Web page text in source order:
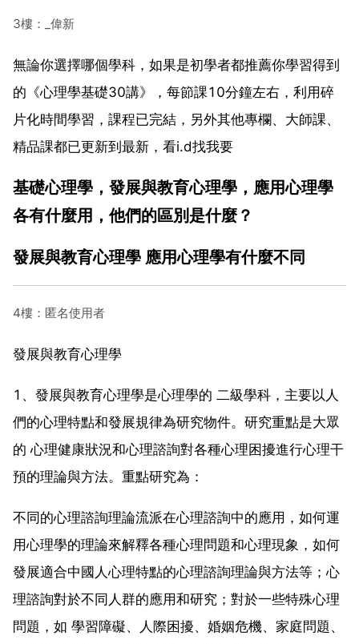
3樓：_偉新
無論你選擇哪個學科，如果是初學者都推薦你學習得到
的《心理學基礎30講》，每節課10分鐘左右，利用碎
片化時間學習，課程已完結，另外其他專欄、大師課、
精品課都已更新到最新，看i.d找我要
基礎心理學，發展與教育心理學，應用心理學
各有什麼用，他們的區別是什麼？
發展與教育心理學 應用心理學有什麼不同
4樓：匿名使用者
發展與教育心理學
1、發展與教育心理學是心理學的 二級學科，主要以人
們的心理特點和發展規律為研究物件。研究重點是大眾
的 心理健康狀況和心理諮詢對各種心理困擾進行心理干
預的理論與方法。重點研究為：
不同的心理諮詢理論流派在心理諮詢中的應用，如何運
用心理學的理論來解釋各種心理問題和心理現象，如何
發展適合中國人心理特點的心理諮詢理論與方法等；心
理諮詢對於不同人群的應用和研究；對於一些特殊心理
問題，如 學習障礙、人際困擾、婚姻危機、家庭問題、